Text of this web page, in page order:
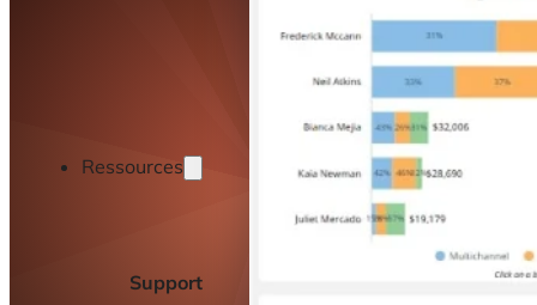
Ressources
Support
Autres